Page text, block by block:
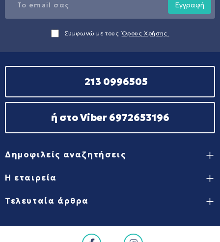
Εγγραφή
Συμφωνώ με τους Όρους Χρήσης.
213 0996505
ή στο Viber 6972653196
Δημοφιλείς αναζητήσεις
Η εταιρεία
Τελευταία άρθρα